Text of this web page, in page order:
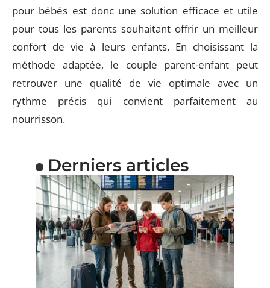
pour bébés est donc une solution efficace et utile
pour tous les parents souhaitant offrir un meilleur
confort de vie à leurs enfants. En choisissant la
méthode adaptée, le couple parent-enfant peut
retrouver une qualité de vie optimale avec un
rythme précis qui convient parfaitement au
nourrisson.
Derniers articles